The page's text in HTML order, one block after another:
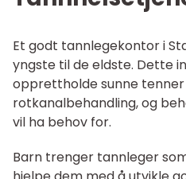
Et godt tannlegekontor i
yngste til de eldste. Dette
opprettholde sunne tenner
rotkanalbehandling, og
vil ha behov for.
Barn trenger tannleger